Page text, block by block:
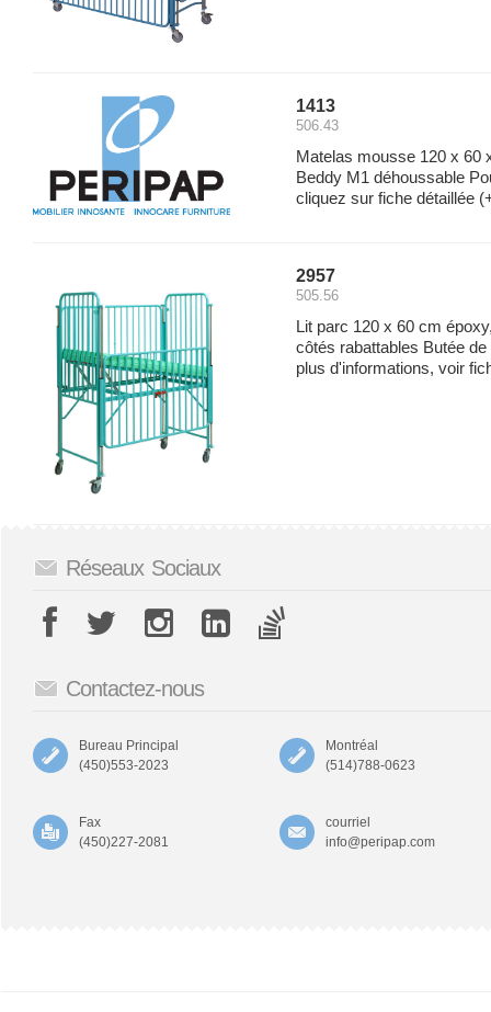
1413
506.43
Matelas mousse 120 x 60
Beddy M1 déhoussable
cliquez sur fiche détaillée
2957
505.56
Lit parc 120 x 60 cm
côtés rabattables Butée
plus d'informations, voir
Réseaux Sociaux
Contactez-nous
Bureau Principal
(450)553-2023
Montréal
(514)788-0623
Fax
(450)227-2081
courriel
info@peripap.com